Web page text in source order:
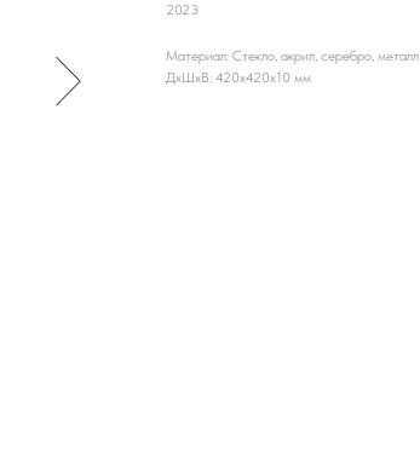
2023
Материал: Стекло, акрил, серебро, металл
ДxШxВ: 420x420x10 мм